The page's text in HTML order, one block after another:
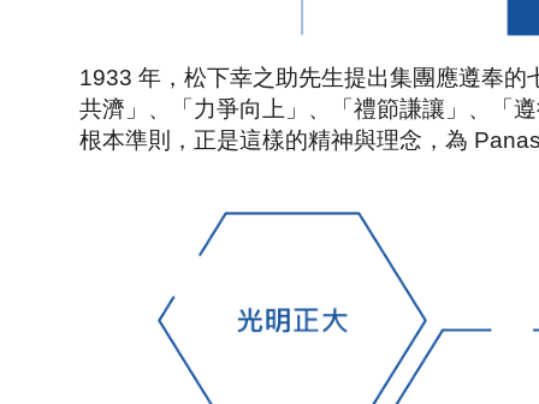
1933 年，松下幸之助先生提出集團應遵奉
共濟」、「力爭向上」、「禮節謙讓」、「
根本準則，正是這樣的精神與理念，為